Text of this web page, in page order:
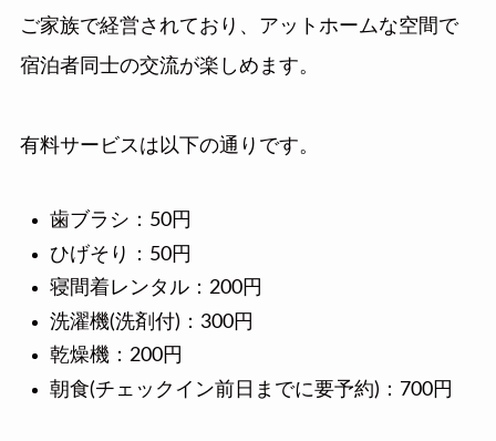
ご家族で経営されており、アットホームな空間で
宿泊者同士の交流が楽しめます。
有料サービスは以下の通りです。
歯ブラシ：50円
ひげそり：50円
寝間着レンタル：200円
洗濯機(洗剤付)：300円
乾燥機：200円
朝食(チェックイン前日までに要予約)：700円